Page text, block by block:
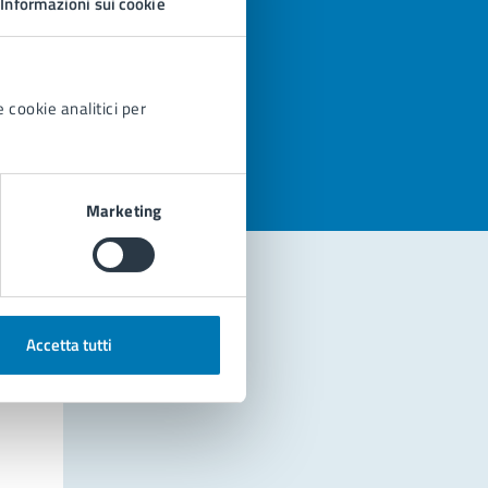
cookie analitici per
Marketing
Accetta tutti